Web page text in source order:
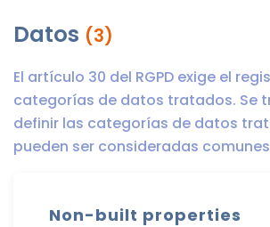
Datos (3)
El artículo 30 del RGPD exige el
categorías de datos tratados. Se
definir las categorías de datos
pueden ser consideradas
Non-built properties